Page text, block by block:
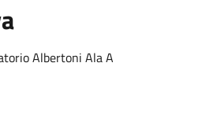
Albertoni Ala A